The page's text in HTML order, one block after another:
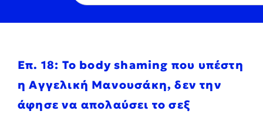
Επ. 18: To body shaming που υπέστη
η Αγγελική Μανουσάκη, δεν την
άφησε να απολαύσει το σεξ